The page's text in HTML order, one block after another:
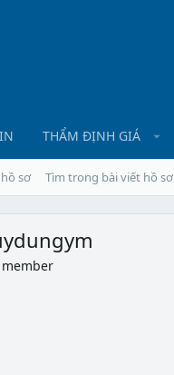
THẨM ĐỊNH GIÁ
sơ Tìm trong bài viết hồ sơ